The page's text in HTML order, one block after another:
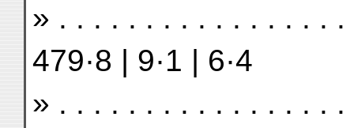
» . . . . . . . . . . . . . . . .
479·8 | 9·1 | 6·4
» . . . . . . . . . . . . . . . .